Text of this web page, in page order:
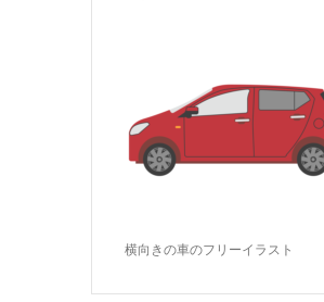
横向きの車のフリーイラスト